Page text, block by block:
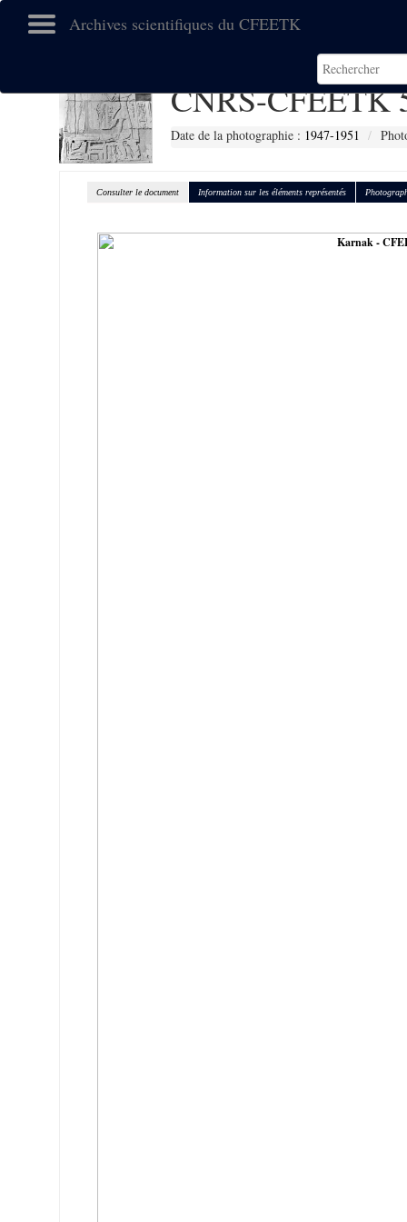
Archives scientifiques du CFEETK
CNRS-CFEETK
Date de la photographie : 1947-1951
Consulter le document Information sur les éléments représentés